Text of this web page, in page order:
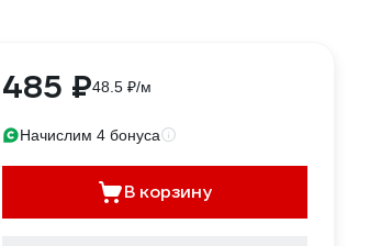
485 ₽48.5 ₽/м
Начислим 4 бонуса
В корзину